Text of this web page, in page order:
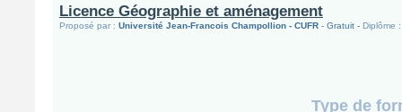
Licence Géographie et aménagement
Proposé par : Université Jean-Francois Champollion - CUFR - Gratuit - Diplôme :
Type de